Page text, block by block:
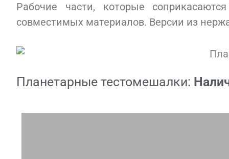
Рабочие части, которые
совместимых материалов. Версии из
Планетарные тестомешалки: